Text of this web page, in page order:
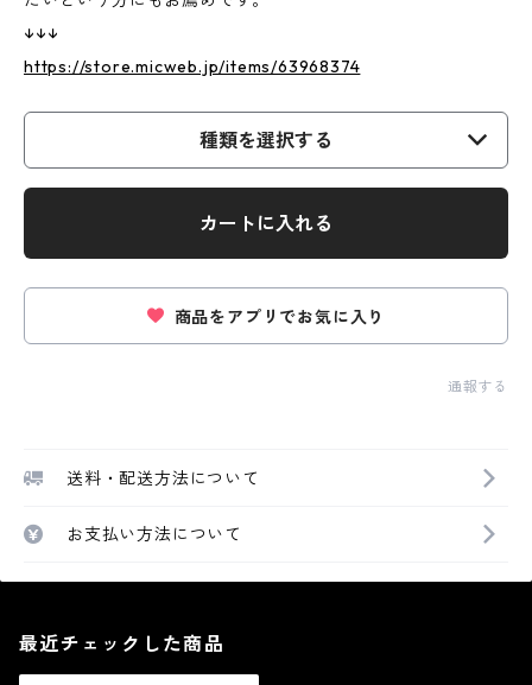
↓↓↓
https://store.micweb.jp/items/63968374
種類を選択する
カートに入れる
商品をアプリでお気に入り
通報する
送料・配送方法について
お支払い方法について
最近チェックした商品